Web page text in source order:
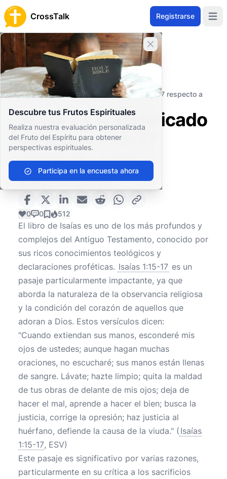
CrossTalk Registrarse
Cerrar banner
Descubre tus Frutos Espirituales
Realiza nuestra evaluación personalizada
del Fruto del Espíritu para obtener
perspectivas espirituales.
Participa en la encuesta ahora
Inicio
Archivo de Preguntas
Antiguo Testamento
Profetas Mayores
¿Cuál es el significado de Isaías 1:15-17 respecto a
¿Cuál es el significado
de Isaías 1:15-17
respecto a los
sacrificios?
0 0 512
El libro de Isaías es uno de los más profundos y
complejos del Antiguo Testamento, conocido por
sus ricos conocimientos teológicos y
declaraciones proféticas. Isaías 1:15-17 es un
pasaje particularmente impactante, ya que
aborda la naturaleza de la observancia religiosa
y la condición del corazón de aquellos que
adoran a Dios. Estos versículos dicen:
"Cuando extiendan sus manos, esconderé mis
ojos de ustedes; aunque hagan muchas
oraciones, no escucharé; sus manos están llenas
de sangre. Lávate; hazte limpio; quita la maldad
de tus obras de delante de mis ojos; deja de
hacer el mal, aprende a hacer el bien; busca la
justicia, corrige la opresión; haz justicia al
huérfano, defiende la causa de la viuda." ( Isaías
1:15-17, ESV)
Este pasaje es significativo por varias razones,
particularmente en su crítica a los sacrificios